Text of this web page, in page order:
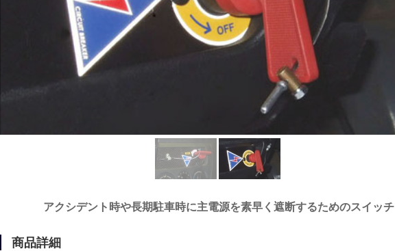
アクシデント時や長期駐車時に主電源を素早く遮断するためのスイッチ
商品詳細